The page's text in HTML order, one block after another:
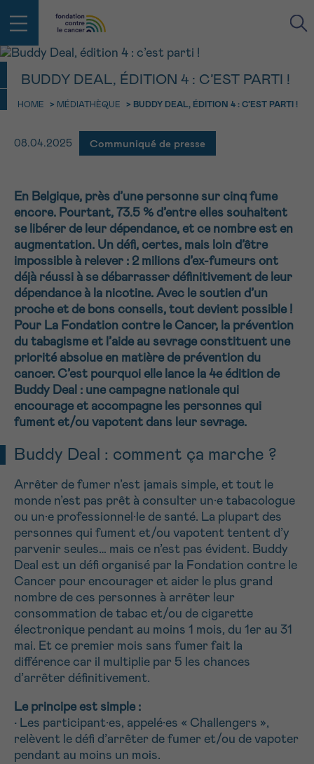
BUDDY DEAL, ÉDITION 4 : C’EST PARTI !
HOME > MÉDIATHÈQUE > BUDDY DEAL, ÉDITION 4 : C’EST PARTI !
08.04.2025 Communiqué de presse
En Belgique, près d’une personne sur cinq fume
encore. Pourtant, 73.5 % d’entre elles souhaitent
se libérer de leur dépendance, et ce nombre est en
augmentation. Un défi, certes, mais loin d’être
impossible à relever : 2 milions d’ex-fumeurs ont
déjà réussi à se débarrasser définitivement de leur
dépendance à la nicotine. Avec le soutien d’un
proche et de bons conseils, tout devient possible !
Pour La Fondation contre le Cancer, la prévention
du tabagisme et l’aide au sevrage constituent une
priorité absolue en matière de prévention du
cancer. C’est pourquoi elle lance la 4e édition de
Buddy Deal : une campagne nationale qui
encourage et accompagne les personnes qui
fument et/ou vapotent dans leur sevrage.
Buddy Deal : comment ça marche ?
Arrêter de fumer n’est jamais simple, et tout le
monde n’est pas prêt à consulter un·e tabacologue
ou un·e professionnel·le de santé. La plupart des
personnes qui fument et/ou vapotent tentent d’y
parvenir seules… mais ce n’est pas évident. Buddy
Deal est un défi organisé par la Fondation contre le
Cancer pour encourager et aider le plus grand
nombre de ces personnes à arrêter leur
consommation de tabac et/ou de cigarette
électronique pendant au moins 1 mois, du 1er au 31
mai. Et ce premier mois sans fumer fait la
différence car il multiplie par 5 les chances
d’arrêter définitivement.
Le principe est simple :
• Les participant·es, appelé·es « Challengers »,
relèvent le défi d’arrêter de fumer et/ou de vapoter
pendant au moins un mois.
FACE AU CANCER VOUS N’ÊTES
Des professionnels pour répondre à toutes vos
questions sur le cancer
Contactez-nous
Par téléphone
0800 15 801 lu-ve 9h à 18h
Via le formulaire de contact
Je souhaite être rappelé.e
En savoir plus sur Cancerinfo
RETOUR
NOM
PRÉNOM
E-MAIL
VOTRE QUESTION
Je souhaite recevoir la Newsletter
J’accepte lesconditions d’utilisations
*CHAMP OBLIGATOIRE
Envoyer
RETOUR
CHOISISSEZ L’HEURE DU RENDEZ-VOUS
9h-11h
11h-13h
13h-16h
16h-18h
Suivant